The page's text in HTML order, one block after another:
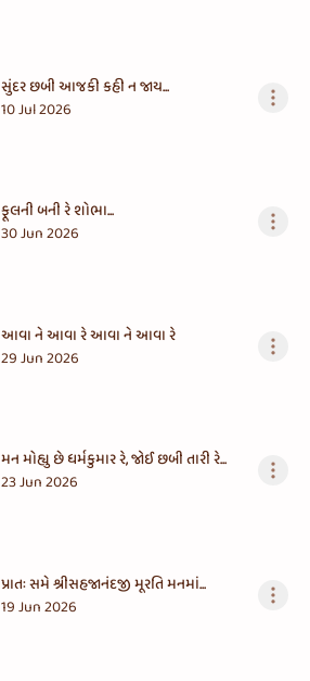
સુંદર છબી આજકી કહી ન જાય...
10 Jul 2026
ફૂલની બની રે શોભા...
30 Jun 2026
આવા ને આવા રે આવા ને આવા રે
29 Jun 2026
મન મોહ્યુ છે ધર્મકુમાર રે, જોઈ છબી તારી રે...
23 Jun 2026
પ્રાતઃ સમે શ્રીસહજાનંદજી મૂરતિ મનમાં...
19 Jun 2026